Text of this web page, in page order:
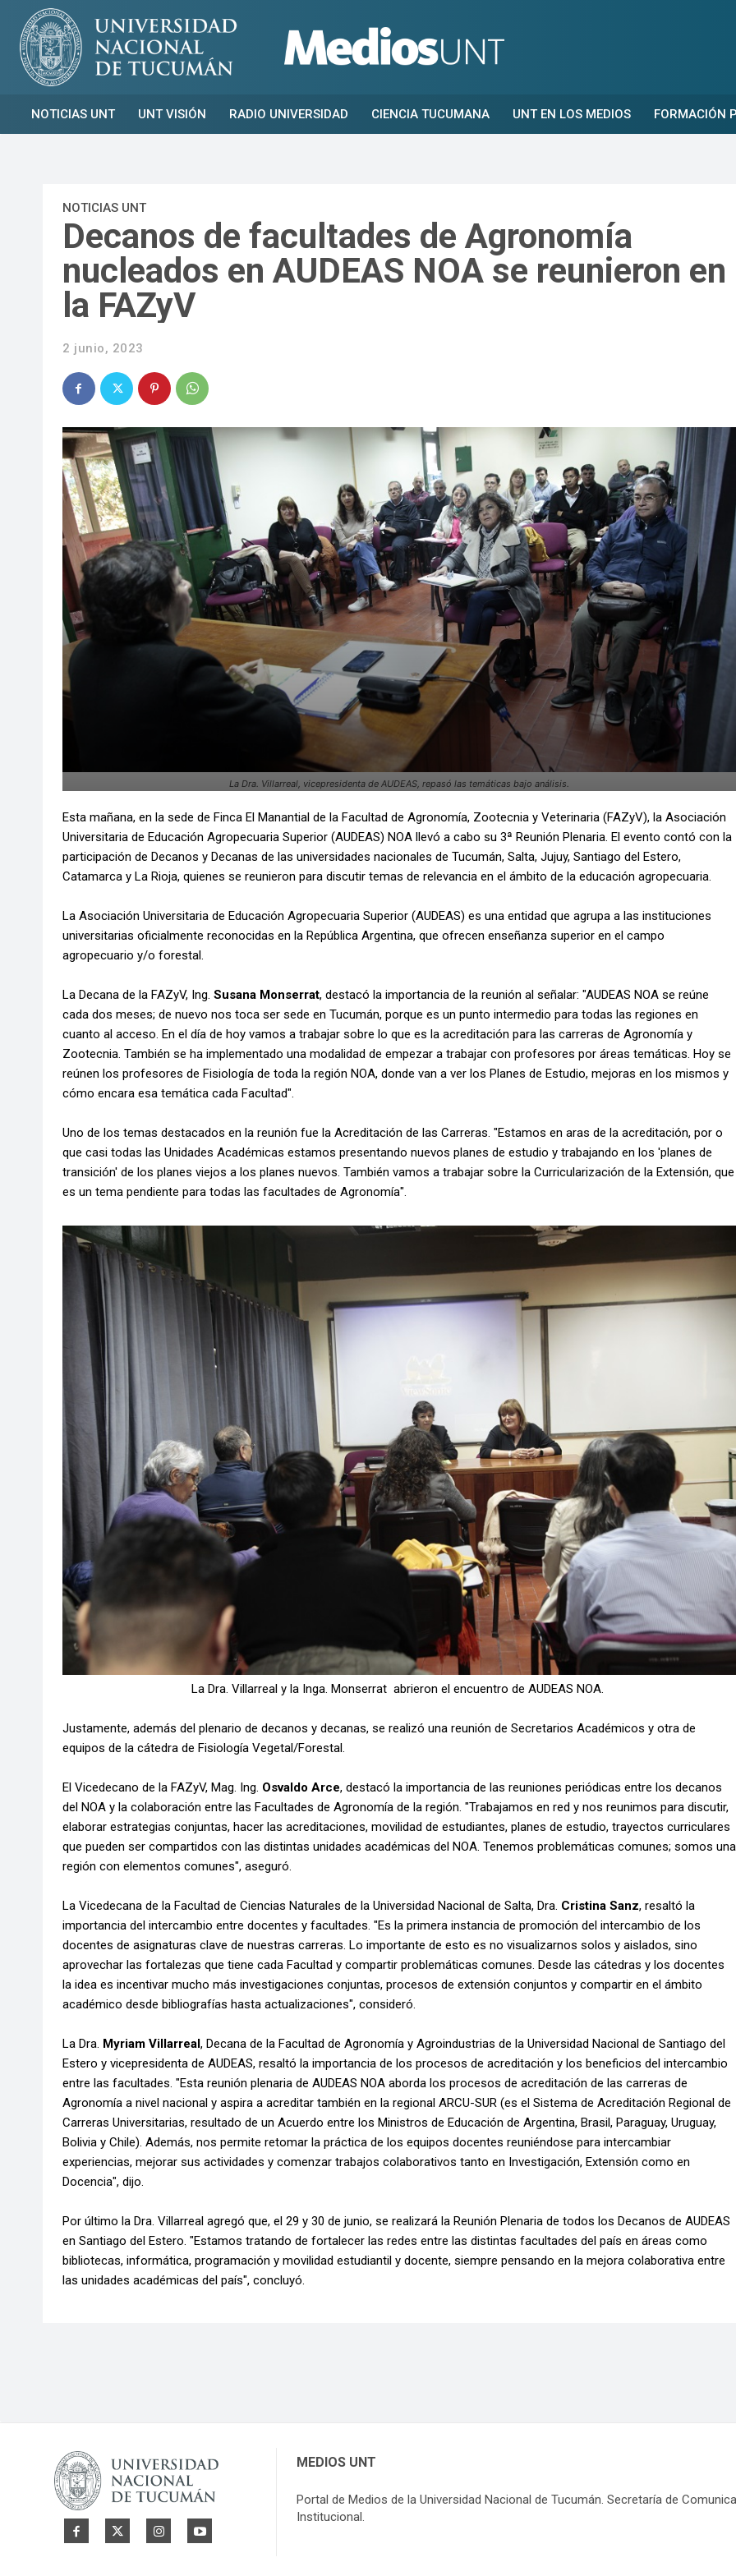
NOTICIAS UNT UNT VISIÓN RADIO UNIVERSIDAD CIENCIA TUCUMANA UNT EN LOS MEDIOS FORMACIÓN
NOTICIAS UNT
Decanos de facultades de Agronomía
nucleados en AUDEAS NOA se reunieron en
la FAZyV
2 junio, 2023
La Dra. Villarreal, vicepresidenta de AUDEAS, repasó las temáticas bajo análisis.
Esta mañana, en la sede de Finca El Manantial de la Facultad de Agronomía, Zootecnia y Veterinaria (FAZyV), la Asociación
Universitaria de Educación Agropecuaria Superior (AUDEAS) NOA llevó a cabo su 3ª Reunión Plenaria. El evento contó con la
participación de Decanos y Decanas de las universidades nacionales de Tucumán, Salta, Jujuy, Santiago del Estero,
Catamarca y La Rioja, quienes se reunieron para discutir temas de relevancia en el ámbito de la educación agropecuaria.
La Asociación Universitaria de Educación Agropecuaria Superior (AUDEAS) es una entidad que agrupa a las instituciones
universitarias oficialmente reconocidas en la República Argentina, que ofrecen enseñanza superior en el campo
agropecuario y/o forestal.
La Decana de la FAZyV, Ing. Susana Monserrat, destacó la importancia de la reunión al señalar: "AUDEAS NOA se reúne
cada dos meses; de nuevo nos toca ser sede en Tucumán, porque es un punto intermedio para todas las regiones en
cuanto al acceso. En el día de hoy vamos a trabajar sobre lo que es la acreditación para las carreras de Agronomía y
Zootecnia. También se ha implementado una modalidad de empezar a trabajar con profesores por áreas temáticas. Hoy se
reúnen los profesores de Fisiología de toda la región NOA, donde van a ver los Planes de Estudio, mejoras en los mismos y
cómo encara esa temática cada Facultad".
Uno de los temas destacados en la reunión fue la Acreditación de las Carreras. "Estamos en aras de la acreditación, por o
que casi todas las Unidades Académicas estamos presentando nuevos planes de estudio y trabajando en los 'planes de
transición' de los planes viejos a los planes nuevos. También vamos a trabajar sobre la Curricularización de la Extensión, que
es un tema pendiente para todas las facultades de Agronomía".
La Dra. Villarreal y la Inga. Monserrat abrieron el encuentro de AUDEAS NOA.
Justamente, además del plenario de decanos y decanas, se realizó una reunión de Secretarios Académicos y otra de
equipos de la cátedra de Fisiología Vegetal/Forestal.
El Vicedecano de la FAZyV, Mag. Ing. Osvaldo Arce, destacó la importancia de las reuniones periódicas entre los decanos
del NOA y la colaboración entre las Facultades de Agronomía de la región. "Trabajamos en red y nos reunimos para discutir,
elaborar estrategias conjuntas, hacer las acreditaciones, movilidad de estudiantes, planes de estudio, trayectos curriculares
que pueden ser compartidos con las distintas unidades académicas del NOA. Tenemos problemáticas comunes; somos una
región con elementos comunes", aseguró.
La Vicedecana de la Facultad de Ciencias Naturales de la Universidad Nacional de Salta, Dra. Cristina Sanz, resaltó la
importancia del intercambio entre docentes y facultades. "Es la primera instancia de promoción del intercambio de los
docentes de asignaturas clave de nuestras carreras. Lo importante de esto es no visualizarnos solos y aislados, sino
aprovechar las fortalezas que tiene cada Facultad y compartir problemáticas comunes. Desde las cátedras y los docentes
la idea es incentivar mucho más investigaciones conjuntas, procesos de extensión conjuntos y compartir en el ámbito
académico desde bibliografías hasta actualizaciones", consideró.
La Dra. Myriam Villarreal, Decana de la Facultad de Agronomía y Agroindustrias de la Universidad Nacional de Santiago del
Estero y vicepresidenta de AUDEAS, resaltó la importancia de los procesos de acreditación y los beneficios del intercambio
entre las facultades. "Esta reunión plenaria de AUDEAS NOA aborda los procesos de acreditación de las carreras de
Agronomía a nivel nacional y aspira a acreditar también en la regional ARCU-SUR (es el Sistema de Acreditación Regional de
Carreras Universitarias, resultado de un Acuerdo entre los Ministros de Educación de Argentina, Brasil, Paraguay, Uruguay,
Bolivia y Chile). Además, nos permite retomar la práctica de los equipos docentes reuniéndose para intercambiar
experiencias, mejorar sus actividades y comenzar trabajos colaborativos tanto en Investigación, Extensión como en
Docencia", dijo.
Por último la Dra. Villarreal agregó que, el 29 y 30 de junio, se realizará la Reunión Plenaria de todos los Decanos de AUDEAS
en Santiago del Estero. "Estamos tratando de fortalecer las redes entre las distintas facultades del país en áreas como
bibliotecas, informática, programación y movilidad estudiantil y docente, siempre pensando en la mejora colaborativa entre
las unidades académicas del país", concluyó.
MEDIOS UNT
Portal de Medios de la Universidad Nacional de Tucumán. Secretaría de
Institucional.